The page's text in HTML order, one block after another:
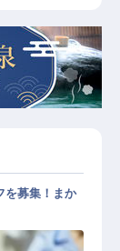
を募集！まか